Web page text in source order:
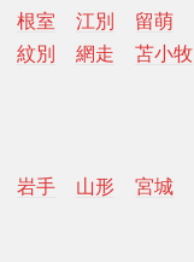
根室 江別
留萌
紋別 網走
苫小牧
岩手 山形 宮城